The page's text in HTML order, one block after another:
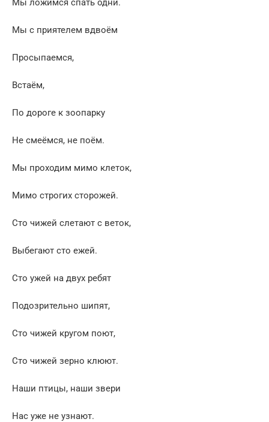
Мы ложимся спать одни.
Мы с приятелем вдвоём
Просыпаемся,
Встаём,
По дороге к зоопарку
Не смеёмся, не поём.
Мы проходим мимо клеток,
Мимо строгих сторожей.
Сто чижей слетают с веток,
Выбегают сто ежей.
Сто ужей на двух ребят
Подозрительно шипят,
Сто чижей кругом поют,
Сто чижей зерно клюют.
Наши птицы, наши звери
Нас уже не узнают.